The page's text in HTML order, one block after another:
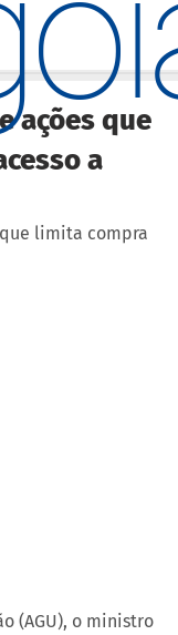
ações que
a
limita compra
(AGU), o ministro